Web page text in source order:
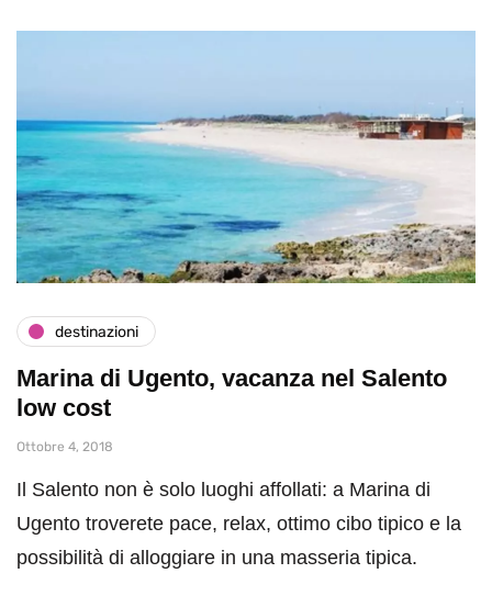
destinazioni
Marina di Ugento, vacanza nel Salento
low cost
Ottobre 4, 2018
Il Salento non è solo luoghi affollati: a Marina di
Ugento troverete pace, relax, ottimo cibo tipico e la
possibilità di alloggiare in una masseria tipica.